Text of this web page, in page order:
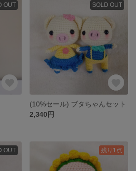
OUT SOLD OUT
(10%セール) ブタちゃんセット
2,340円
OUT 残り1点